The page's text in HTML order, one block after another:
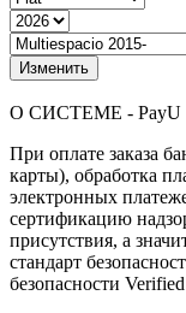
Изменить
О СИСТЕМЕ - PayU
При оплате заказа
карты), обработка
электронных
сертификацию
присутствия, а
стандарт
безопасности